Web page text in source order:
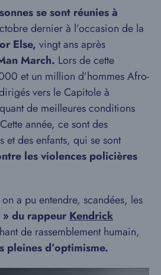
se sont réunies à
dernier à l’occasion de la
Else, vingt ans après
March. Lors de cette
et un million d’hommes Afro-
vers le Capitole à
de meilleures conditions
année, ce sont des
et des enfants, qui se sont
les violences policières
a pu entendre, scandées, les
du rappeur Kendrick
de rassemblement humain,
pleines d’optimisme.